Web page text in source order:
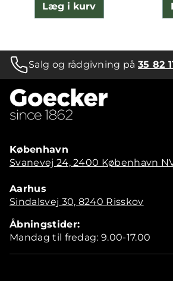
Læg i kurv
Salg og rådgivning på35 82
København
Svanevej 24, 2400 København
Aarhus
Sindalsvej 30, 8240 Risskov
Åbningstider:
Mandag til fredag: 9.00-17.00